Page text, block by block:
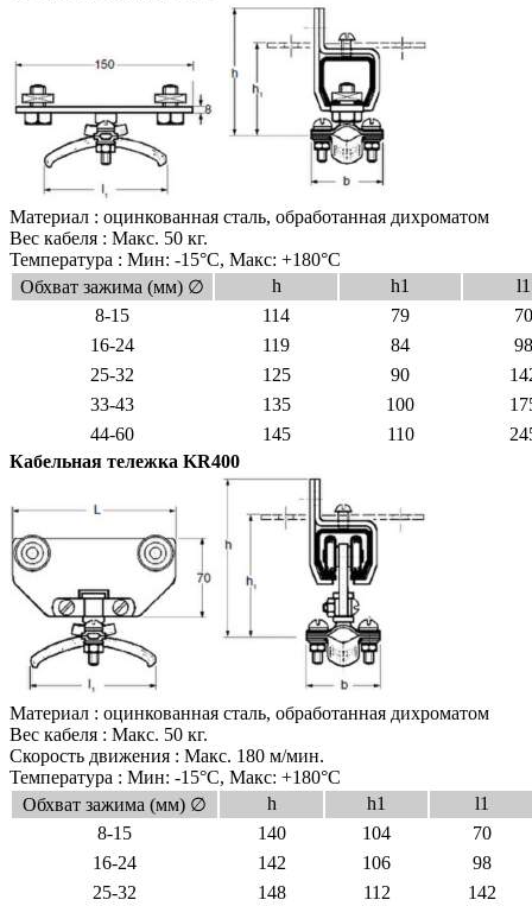
Материал : оцинкованная сталь, обработанная дихроматом
Bес кабеля : Макс. 50 кг.
Температура : Мин: -15°C, Макс: +180°C
Обхват зажима (мм) ∅
h h1
l1
8-15
114 79
70
16-24
119 84
98
25-32
125 90
33-43
135 100
44-60
145 110
Кабельная тележка KR400
Материал : оцинкованная сталь, обработанная дихроматом
Bес кабеля : Макс. 50 кг.
Cкорость движения : Макс. 180 м/мин.
Температура : Мин: -15°C, Макс: +180°C
Обхват зажима (мм) ∅
h h1
l1
8-15
140 104
70
16-24
142 106
98
25-32
148 112 142